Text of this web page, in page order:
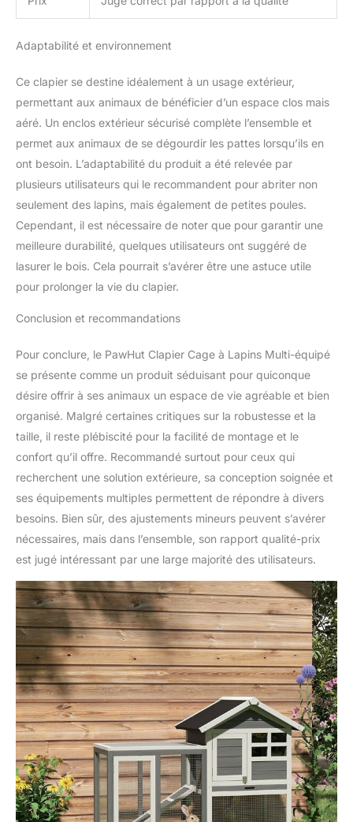
Adaptabilité et environnement
Ce clapier se destine idéalement à un usage extérieur,
permettant aux animaux de bénéficier d’un espace clos mais
aéré. Un enclos extérieur sécurisé complète l’ensemble et
permet aux animaux de se dégourdir les pattes lorsqu’ils en
ont besoin. L’adaptabilité du produit a été relevée par
plusieurs utilisateurs qui le recommandent pour abriter non
seulement des lapins, mais également de petites poules.
Cependant, il est nécessaire de noter que pour garantir une
meilleure durabilité, quelques utilisateurs ont suggéré de
lasurer le bois. Cela pourrait s’avérer être une astuce utile
pour prolonger la vie du clapier.
Conclusion et recommandations
Pour conclure, le PawHut Clapier Cage à Lapins Multi-équipé
se présente comme un produit séduisant pour quiconque
désire offrir à ses animaux un espace de vie agréable et bien
organisé. Malgré certaines critiques sur la robustesse et la
taille, il reste plébiscité pour la facilité de montage et le
confort qu’il offre. Recommandé surtout pour ceux qui
recherchent une solution extérieure, sa conception soignée et
ses équipements multiples permettent de répondre à divers
besoins. Bien sûr, des ajustements mineurs peuvent s’avérer
nécessaires, mais dans l’ensemble, son rapport qualité-prix
est jugé intéressant par une large majorité des utilisateurs.